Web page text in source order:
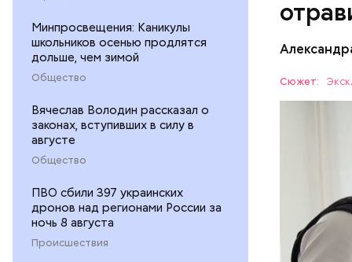
Минпросвещения: Каникулы
школьников осенью продлятся
дольше, чем зимой
Общество
Вячеслав Володин рассказал о
законах, вступивших в силу в
августе
Общество
ПВО сбили 397 украинских
дронов над регионами России за
ночь 8 августа
Происшествия
Сюжет:
Все
изъятой
Видео: